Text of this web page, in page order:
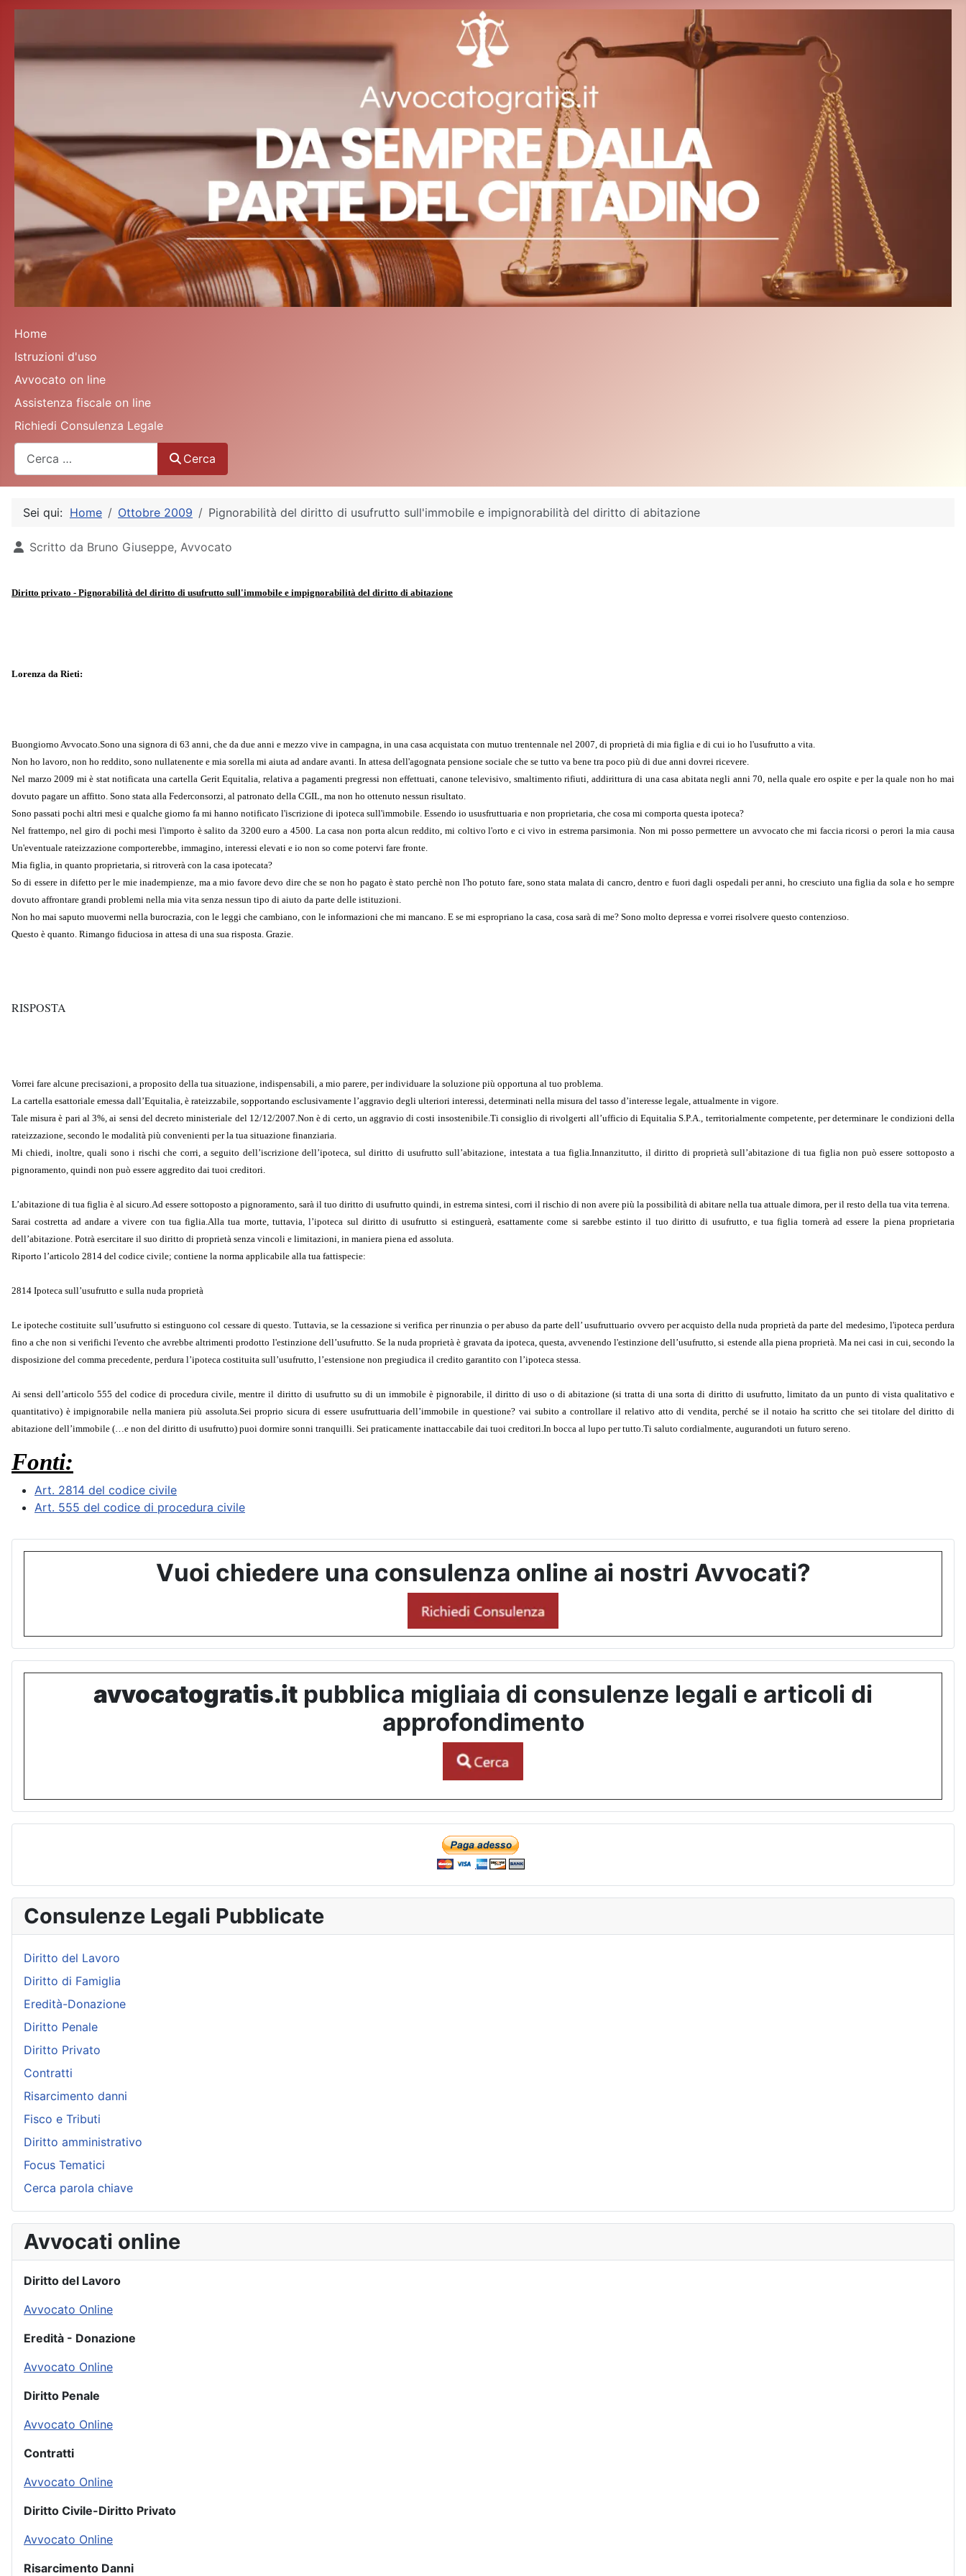
Home
Istruzioni d'uso
Avvocato on line
Assistenza fiscale on line
Richiedi Consulenza Legale
Cerca
Sei qui: Home Ottobre 2009 Pignorabilità del diritto di usufrutto sull'immobile e impignorabilità del diritto di abitazione
Dettagli
Scritto da Bruno Giuseppe, Avvocato
Diritto privato - Pignorabilità del diritto di usufrutto sull'immobile e impignorabilità del diritto di abitazione
Lorenza da Rieti:
Buongiorno Avvocato.Sono una signora di 63 anni, che da due anni e mezzo vive in campagna, in una casa acquistata con mutuo trentennale nel 2007, di proprietà di mia figlia e di cui io ho l'usufrutto a vita.
Non ho lavoro, non ho reddito, sono nullatenente e mia sorella mi aiuta ad andare avanti. In attesa dell'agognata pensione sociale che se tutto va bene tra poco più di due anni dovrei ricevere.
Nel marzo 2009 mi è stat notificata una cartella Gerit Equitalia, relativa a pagamenti pregressi non effettuati, canone televisivo, smaltimento rifiuti, addirittura di una casa abitata negli anni 70, nella quale ero ospite e per la quale non ho mai
dovuto pagare un affitto. Sono stata alla Federconsorzi, al patronato della CGIL, ma non ho ottenuto nessun risultato.
Sono passati pochi altri mesi e qualche giorno fa mi hanno notificato l'iscrizione di ipoteca sull'immobile. Essendo io ususfruttuaria e non proprietaria, che cosa mi comporta questa ipoteca?
Nel frattempo, nel giro di pochi mesi l'importo è salito da 3200 euro a 4500. La casa non porta alcun reddito, mi coltivo l'orto e ci vivo in estrema parsimonia. Non mi posso permettere un avvocato che mi faccia ricorsi o perori la mia causa
Un'eventuale rateizzazione comporterebbe, immagino, interessi elevati e io non so come potervi fare fronte.
Mia figlia, in quanto proprietaria, si ritroverà con la casa ipotecata?
So di essere in difetto per le mie inadempienze, ma a mio favore devo dire che se non ho pagato è stato perchè non l'ho potuto fare, sono stata malata di cancro, dentro e fuori dagli ospedali per anni, ho cresciuto una figlia da sola e ho sempre
dovuto affrontare grandi problemi nella mia vita senza nessun tipo di aiuto da parte delle istituzioni.
Non ho mai saputo muovermi nella burocrazia, con le leggi che cambiano, con le informazioni che mi mancano. E se mi espropriano la casa, cosa sarà di me? Sono molto depressa e vorrei risolvere questo contenzioso.
Questo è quanto. Rimango fiduciosa in attesa di una sua risposta. Grazie.
RISPOSTA
Vorrei fare alcune precisazioni, a proposito della tua situazione, indispensabili, a mio parere, per individuare la soluzione più opportuna al tuo problema.
La cartella esattoriale emessa dall’Equitalia, è rateizzabile, sopportando esclusivamente l’aggravio degli ulteriori interessi, determinati nella misura del tasso d’interesse legale, attualmente in vigore.
Tale misura è pari al 3%, ai sensi del decreto ministeriale del 12/12/2007.Non è di certo, un aggravio di costi insostenibile.Ti consiglio di rivolgerti all’ufficio di Equitalia S.P.A., territorialmente competente, per determinare le condizioni della
rateizzazione, secondo le modalità più convenienti per la tua situazione finanziaria.
Mi chiedi, inoltre, quali sono i rischi che corri, a seguito dell’iscrizione dell’ipoteca, sul diritto di usufrutto sull’abitazione, intestata a tua figlia.Innanzitutto, il diritto di proprietà sull’abitazione di tua figlia non può essere sottoposto a
pignoramento, quindi non può essere aggredito dai tuoi creditori.
L’abitazione di tua figlia è al sicuro.Ad essere sottoposto a pignoramento, sarà il tuo diritto di usufrutto quindi, in estrema sintesi, corri il rischio di non avere più la possibilità di abitare nella tua attuale dimora, per il resto della tua vita terrena.
Sarai costretta ad andare a vivere con tua figlia.Alla tua morte, tuttavia, l’ipoteca sul diritto di usufrutto si estinguerà, esattamente come si sarebbe estinto il tuo diritto di usufrutto, e tua figlia tornerà ad essere la piena proprietaria
dell’abitazione. Potrà esercitare il suo diritto di proprietà senza vincoli e limitazioni, in maniera piena ed assoluta.
Riporto l’articolo 2814 del codice civile; contiene la norma applicabile alla tua fattispecie:
2814 Ipoteca sull’usufrutto e sulla nuda proprietà
Le ipoteche costituite sull’usufrutto si estinguono col cessare di questo. Tuttavia, se la cessazione si verifica per rinunzia o per abuso da parte dell’ usufruttuario ovvero per acquisto della nuda proprietà da parte del medesimo, l'ipoteca perdura
fino a che non si verifichi l'evento che avrebbe altrimenti prodotto l'estinzione dell’usufrutto. Se la nuda proprietà è gravata da ipoteca, questa, avvenendo l'estinzione dell’usufrutto, si estende alla piena proprietà. Ma nei casi in cui, secondo la
disposizione del comma precedente, perdura l’ipoteca costituita sull’usufrutto, l’estensione non pregiudica il credito garantito con l’ipoteca stessa.
Ai sensi dell’articolo 555 del codice di procedura civile, mentre il diritto di usufrutto su di un immobile è pignorabile, il diritto di uso o di abitazione (si tratta di una sorta di diritto di usufrutto, limitato da un punto di vista qualitativo e
quantitativo) è impignorabile nella maniera più assoluta.Sei proprio sicura di essere usufruttuaria dell’immobile in questione? vai subito a controllare il relativo atto di vendita, perché se il notaio ha scritto che sei titolare del diritto di
abitazione dell’immobile (…e non del diritto di usufrutto) puoi dormire sonni tranquilli. Sei praticamente inattaccabile dai tuoi creditori.In bocca al lupo per tutto.Ti saluto cordialmente, augurandoti un futuro sereno.
Fonti:
Art. 2814 del codice civile
Art. 555 del codice di procedura civile
Vuoi chiedere una consulenza online ai nostri Avvocati?
avvocatogratis.it pubblica migliaia di consulenze legali e articoli di
approfondimento
Consulenze Legali Pubblicate
Diritto del Lavoro
Diritto di Famiglia
Eredità-Donazione
Diritto Penale
Diritto Privato
Contratti
Risarcimento danni
Fisco e Tributi
Diritto amministrativo
Focus Tematici
Cerca parola chiave
Avvocati online
Diritto del Lavoro
Avvocato Online
Eredità - Donazione
Avvocato Online
Diritto Penale
Avvocato Online
Contratti
Avvocato Online
Diritto Civile-Diritto Privato
Avvocato Online
Risarcimento Danni